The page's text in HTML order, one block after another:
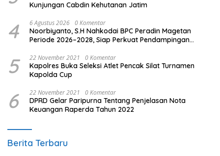
Kunjungan Cabdin Kehutanan Jatim
4 6 Agustus 2026 0 Komentar
Noorbiyanto, S.H Nahkodai BPC Peradin Magetan
Periode 2026–2028, Siap Perkuat Pendampingan
5 22 November 2021 0 Komentar
Kapolres Buka Seleksi Atlet Pencak Silat Turnamen
Kapolda Cup
6 22 November 2021 0 Komentar
DPRD Gelar Paripurna Tentang Penjelasan Nota
Keuangan Raperda Tahun 2022
Berita Terbaru